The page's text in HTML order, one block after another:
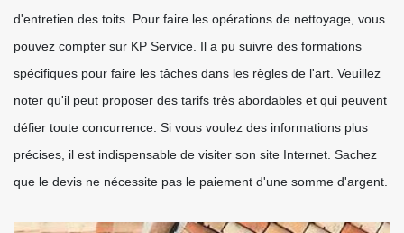
d'entretien des toits. Pour faire les opérations de nettoyage, vous
pouvez compter sur KP Service. Il a pu suivre des formations
spécifiques pour faire les tâches dans les règles de l'art. Veuillez
noter qu'il peut proposer des tarifs très abordables et qui peuvent
défier toute concurrence. Si vous voulez des informations plus
précises, il est indispensable de visiter son site Internet. Sachez
que le devis ne nécessite pas le paiement d'une somme d'argent.